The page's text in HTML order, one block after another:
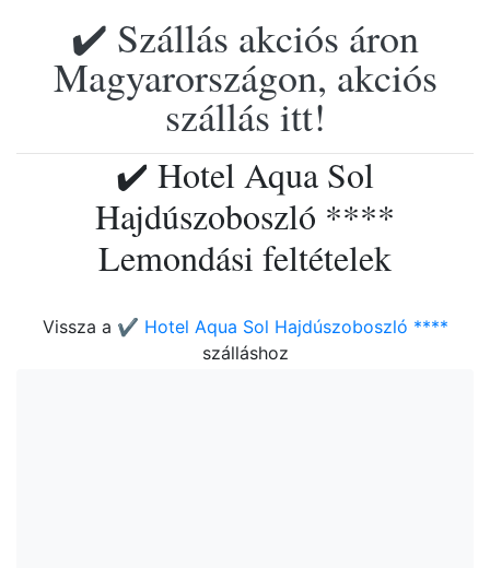
✔️ Szállás akciós áron
Magyarországon, akciós
szállás itt!
✔️ Hotel Aqua Sol
Hajdúszoboszló ****
Lemondási feltételek
Vissza a ✔️ Hotel Aqua Sol Hajdúszoboszló ****
szálláshoz